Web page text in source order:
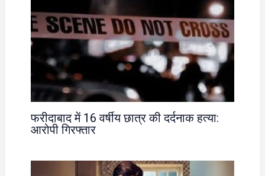
फरीदाबाद में 16 वर्षीय छात्र की दर्दनाक हत्या:
आरोपी गिरफ्तार